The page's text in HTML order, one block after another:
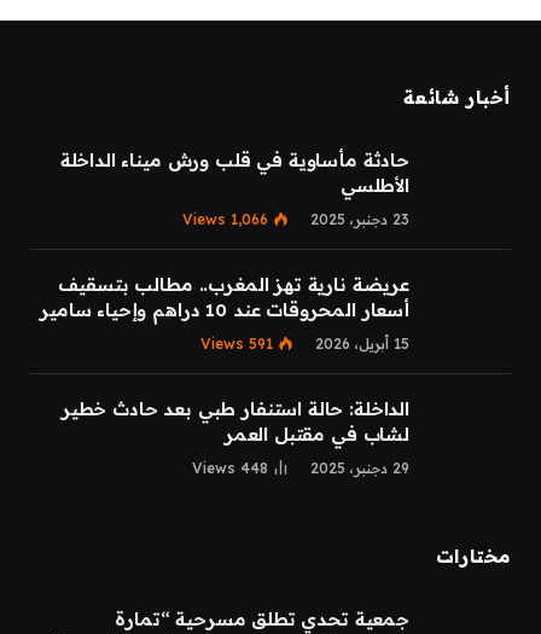
أخبار شائعة
حادثة مأساوية في قلب ورش ميناء الداخلة
الأطلسي
23 دجنبر، 2025 1,066
Views
عريضة نارية تهز المغرب.. مطالب بتسقيف
أسعار المحروقات عند 10 دراهم وإحياء سامير
15 أبريل، 2026 591
Views
الداخلة: حالة استنفار طبي بعد حادث خطير
لشاب في مقتبل العمر
29 دجنبر، 2025 448
Views
مختارات
جمعية تحدي تطلق مسرحية “تمارة